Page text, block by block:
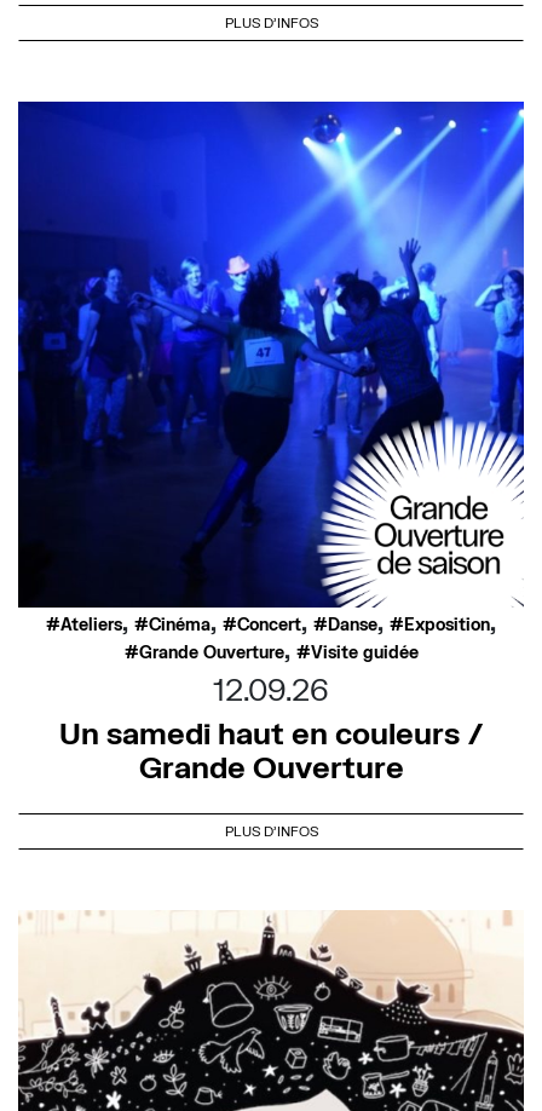
PLUS D'INFOS
Ateliers, Cinéma, Concert, Danse, Exposition,
Grande Ouverture, Visite guidée
12.09.26
Un samedi haut en couleurs /
Grande Ouverture
PLUS D'INFOS